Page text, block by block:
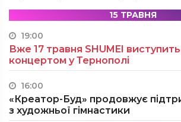
15 ТРАВНЯ
19:00
Вже 17 травня SHUMEI
концертом у Тернополі
16:00
«Креатор-Буд» продовжує
з художньої гімнастики